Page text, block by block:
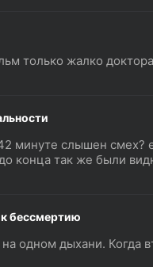
только жалко
минуте слышен смех?
конца так же были
бессмертию
одном дыхани. Когда